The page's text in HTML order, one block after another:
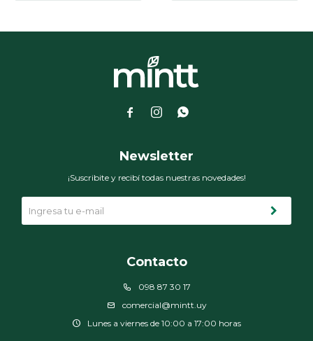
  
Contacto
098 87 30 17
comercial@mintt.uy
Lunes a viernes de 10:00 a 17:00 horas
Newsletter
¡Suscribite y recibí todas nuestras novedades!